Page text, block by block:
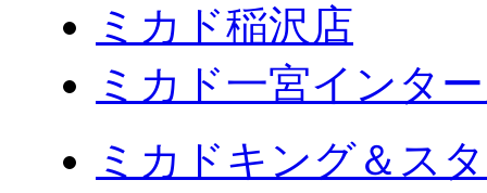
ミカド稲沢店
ミカド一宮インタ
ミカドキング＆ス